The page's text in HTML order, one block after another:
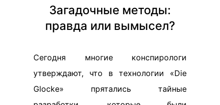
Загадочные методы:
правда или вымысел?
Сегодня многие конспирологи
утверждают, что в технологии «Die
Glocke» прятались тайные